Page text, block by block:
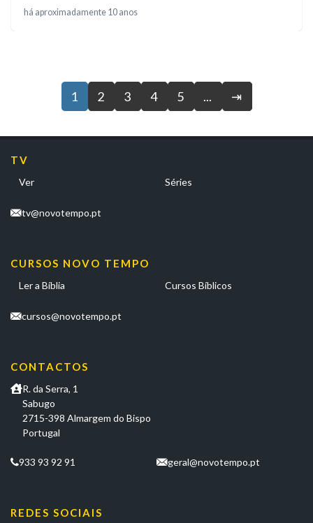
há aproximadamente 10 anos
1 2 3 4 5 ... ⇥
TV
Ver Séries
tv@novotempo.pt
CURSOS NOVO TEMPO
Ler a Bíblia Cursos Bíblicos
cursos@novotempo.pt
CONTACTOS
R. da Serra, 1
Sabugo
2715-398 Almargem do Bispo
Portugal
933 93 92 91 geral@novotempo.pt
REDES SOCIAIS